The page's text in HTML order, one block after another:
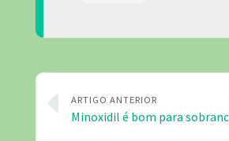
ARTIGO ANTERIOR
Minoxidil é bom para